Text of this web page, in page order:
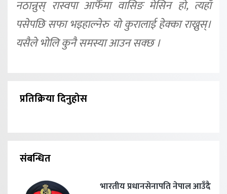
नठान्नुस् रास्वपा आफैँमा वासिङ मेसिन हो, त्यहाँ
पसेपछि सफा भइहाल्नेरु यो कुरालाई हेक्का राख्नुस्।
यसैले भोलि कुनै समस्या आउन सक्छ ।
प्रतिक्रिया दिनुहोस
संबन्धित
भारतीय प्रधानसेनापति नेपाल आउँदै